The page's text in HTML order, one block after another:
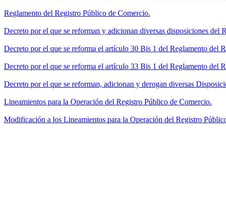
Reglamento del Registro Público de Comercio.
Decreto por el que se reforman y adicionan diversas disposiciones
Decreto por el que se reforma el artículo 30 Bis 1 del Reglamento
Decreto por el que se reforma el artículo 33 Bis 1 del Reglamento
Decreto por el que se reforman, adicionan y derogan diversas
Lineamientos para la Operación del Registro Público de Comercio.
Modificación a los Lineamientos para la Operación del Registro